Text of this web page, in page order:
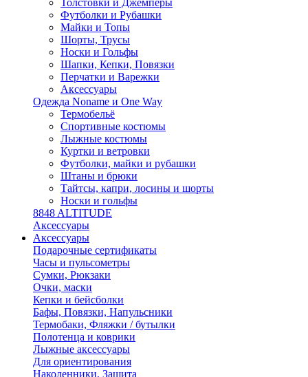
Толстовки и Джемперы
Футболки и Рубашки
Майки и Топы
Шорты, Трусы
Носки и Гольфы
Шапки, Кепки, Повязки
Перчатки и Варежки
Аксессуары
Одежда Noname и One Way
Термобельё
Спортивные костюмы
Лыжные костюмы
Куртки и ветровки
Футболки, майки и рубашки
Штаны и брюки
Тайтсы, капри, лосины и шорты
Носки и гольфы
8848 ALTITUDE
Аксессуары
Аксессуары
Подарочные сертификаты
Часы и пульсометры
Сумки, Рюкзаки
Очки, маски
Кепки и бейсболки
Бафы, Повязки, Напульсники
Термобаки, Фляжки / бутылки
Полотенца и коврики
Лыжные аксессуары
Для ориентирования
Наколенники, Защита